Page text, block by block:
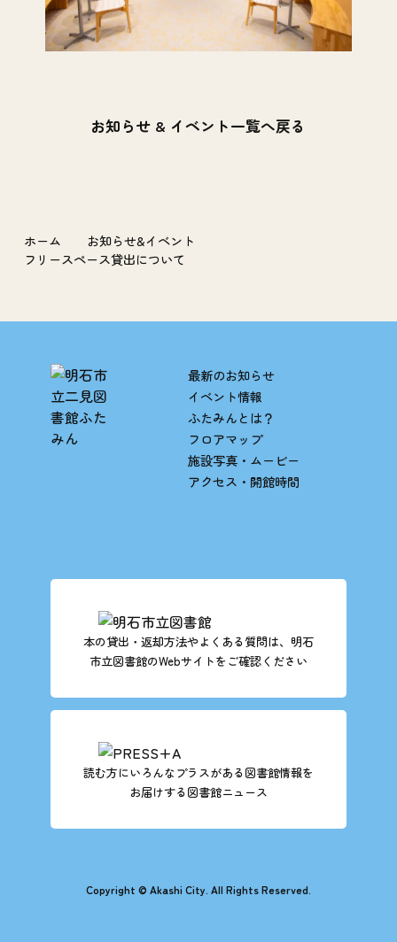
お知らせ & イベント一覧へ戻る
ホーム
お知らせ&イベント
フリースペース貸出について
最新のお知らせ
イベント情報
ふたみんとは？
フロアマップ
施設写真・ムービー
アクセス・開館時間
本の貸出・返却方法やよくある質問は、明石
市立図書館のWebサイトをご確認ください
読む方にいろんなプラスがある図書館情報を
お届けする図書館ニュース
Copyright © Akashi City. All Rights Reserved.